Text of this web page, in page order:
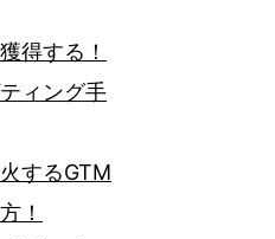
得する！
ィング手
するGTM
！